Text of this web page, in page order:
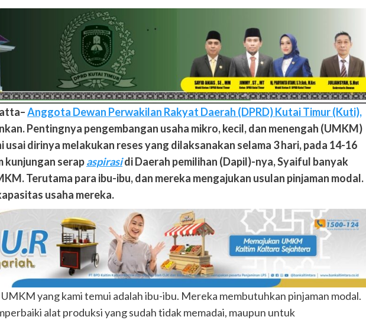
Anggota Dewan Perwakilan Rakyat Daerah (DPRD) Kutai Timur (Kuti),
Pentingnya pengembangan usaha mikro, kecil, dan menengah (UMKM)
usai dirinya melakukan reses yang dilaksanakan selama 3 hari, pada 14-16
kunjungan serapaspirasidi Daerah pemilihan (Dapil)-nya, Syaiful banyak
Terutama para ibu-ibu, dan mereka mengajukan usulan pinjaman modal.
usaha mereka.
UMKM yang kami temui adalah ibu-ibu. Mereka membutuhkan pinjaman modal.
alat produksi yang sudah tidak memadai, maupun untuk